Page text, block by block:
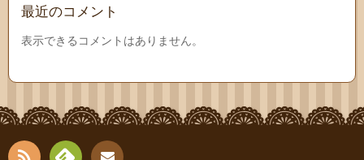
最近のコメント
表示できるコメントはありません。